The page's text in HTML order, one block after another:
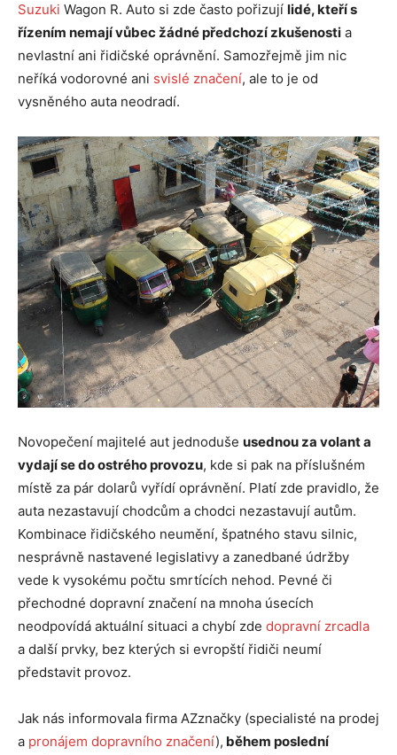
Suzuki Wagon R. Auto si zde často pořizují lidé, kteří s
řízením nemají vůbec žádné předchozí zkušenosti a
nevlastní ani řidičské oprávnění. Samozřejmě jim nic
neříká vodorovné ani svislé značení, ale to je od
vysněného auta neodradí.
Novopečení majitelé aut jednoduše usednou za volant a
vydají se do ostrého provozu, kde si pak na příslušném
místě za pár dolarů vyřídí oprávnění. Platí zde pravidlo, že
auta nezastavují chodcům a chodci nezastavují autům.
Kombinace řidičského neumění, špatného stavu silnic,
nesprávně nastavené legislativy a zanedbané údržby
vede k vysokému počtu smrtících nehod. Pevné či
přechodné dopravní značení na mnoha úsecích
neodpovídá aktuální situaci a chybí zde dopravní zrcadla
a další prvky, bez kterých si evropští řidiči neumí
představit provoz.
Jak nás informovala firma AZznačky (specialisté na prodej
a pronájem dopravního značení), během poslední